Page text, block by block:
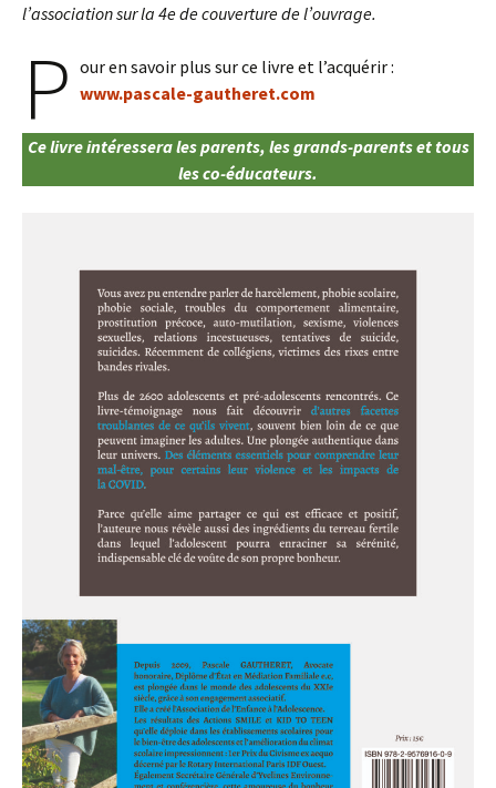
l’association sur la 4e de couverture de l’ouvrage.
P our en savoir plus sur ce livre et l’acquérir :
www.pascale-gautheret.com
Ce livre intéressera les parents, les grands-parents et tous
les co-éducateurs.